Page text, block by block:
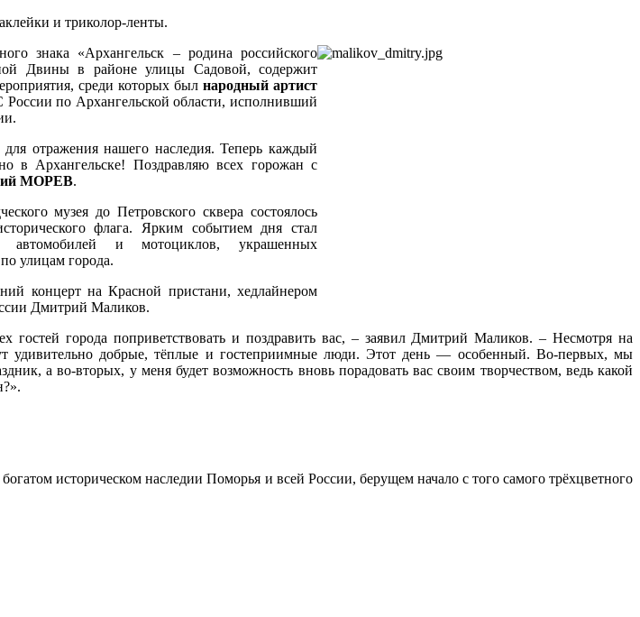
и триколор-ленты.
знака «Архангельск – родина российского
Двины в районе улицы Садовой, содержит
среди которых был народный артист
России по Архангельской области, исполнивший
отражения нашего наследия. Теперь каждый
в Архангельске! Поздравляю всех горожан с
МОРЕВ.
музея до Петровского сквера состоялось
флага. Ярким событием дня стал
автомобилей и мотоциклов, украшенных
улицам города.
концерт на Красной пристани, хедлайнером
Дмитрий Маликов.
гостей города поприветствовать и поздравить вас, – заявил Дмитрий Маликов. – Несмотря на
удивительно добрые, тёплые и гостеприимные люди. Этот день — особенный. Во-первых, мы
а во-вторых, у меня будет возможность вновь порадовать вас своим творчеством, ведь какой
историческом наследии Поморья и всей России, берущем начало с того самого трёхцветного